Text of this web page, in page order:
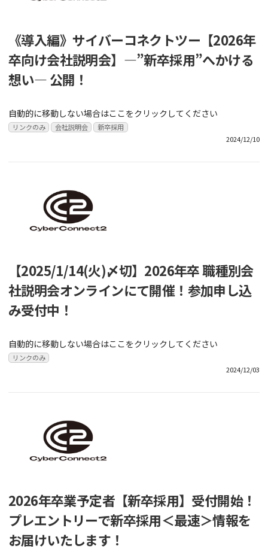
《導入編》サイバーコネクトツー【2026年
卒向け会社説明会】―”新卒採用”へかける
想い― 公開！
自動的に移動しない場合はここをクリックしてください
リンクのみ 会社説明会
新卒採用
2024/12/10
【2025/1/14(火)〆切】2026年卒 職種別会
社説明会オンラインにて開催！参加申し込
み受付中！
自動的に移動しない場合はここをクリックしてください
リンクのみ
2024/12/03
2026年卒業予定者【新卒採用】受付開始！
プレエントリーで新卒採用＜最速＞情報を
お届けいたします！